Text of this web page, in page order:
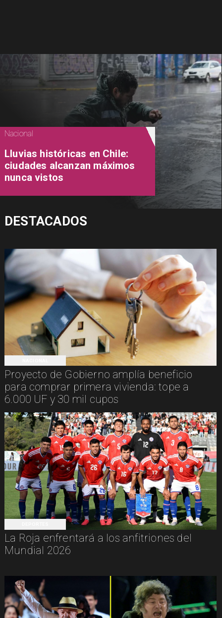
Proyecto de Gobierno amplía beneficio
para comprar primera vivienda: tope a
6.000 UF y 30 mil cupos
La Roja enfrentará a los anfitriones del
Mundial 2026
Nacional
Lluvias históricas en Chile:
ciudades alcanzan máximos
nunca vistos
DESTACADOS